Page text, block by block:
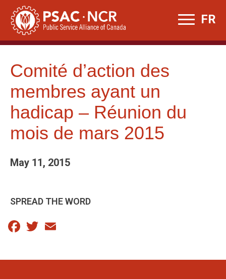
Skip
content
FR
Comité d’action des
membres ayant un
hadicap – Réunion du
mois de mars 2015
May 11, 2015
SPREAD THE WORD
Facebook
Twitter